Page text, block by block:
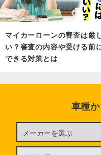
マイカーローンの審査は厳
い？審査の内容や受ける前
できる対策とは
車種